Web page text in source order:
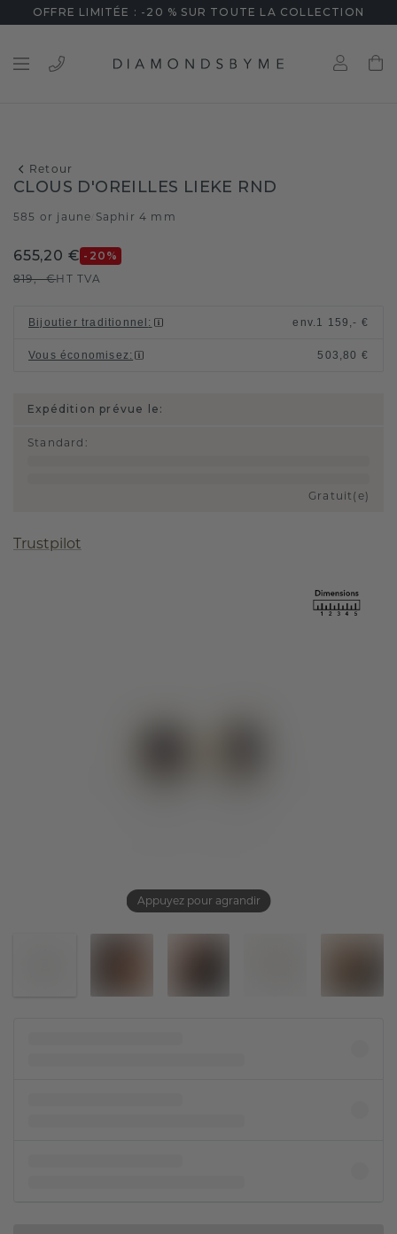
OFFRE LIMITÉE : -20 % SUR TOUTE LA COLLECTION
Retour
Appuyez pour agrandir
CLOUS D'OREILLES LIEKE RND
585 or jaune Saphir 4 mm
655,20 € -20 %
819,- €HT TVA
Bijoutier traditionnel : env. 1 159,- €
Vous économisez: 503,80 €
Expédition prévue le:
Standard :
Gratuit(e)
Trustpilot